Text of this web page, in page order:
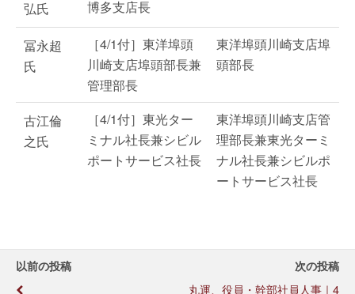
弘氏
博多支店長
冨永超
氏
［4/1付］東洋埠頭
川崎支店埠頭部長兼
管理部長
東洋埠頭川崎支店埠
頭部長
古江倫
之氏
［4/1付］東光ター
ミナル社長兼シビル
ポートサービス社長
東洋埠頭川崎支店管
理部長兼東光ターミ
ナル社長兼シビルポ
ートサービス社長
以前の投稿 次の投稿
丸運、役員・幹部社員人事｜4